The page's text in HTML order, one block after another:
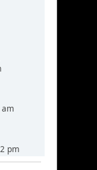
pm